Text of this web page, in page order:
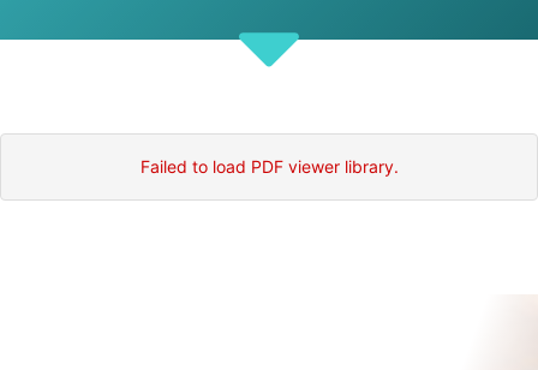
Failed to load PDF viewer library.